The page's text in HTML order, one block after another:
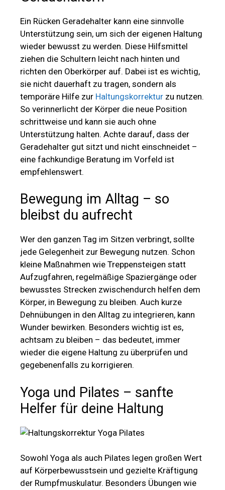
Ein Rücken Geradehalter kann eine sinnvolle
Unterstützung sein, um sich der eigenen Haltung
wieder bewusst zu werden. Diese Hilfsmittel
ziehen die Schultern leicht nach hinten und
richten den Oberkörper auf. Dabei ist es wichtig,
sie nicht dauerhaft zu tragen, sondern als
temporäre Hilfe zur Haltungskorrektur zu nutzen.
So verinnerlicht der Körper die neue Position
schrittweise und kann sie auch ohne
Unterstützung halten. Achte darauf, dass der
Geradehalter gut sitzt und nicht einschneidet –
eine fachkundige Beratung im Vorfeld ist
empfehlenswert.
Bewegung im Alltag – so
bleibst du aufrecht
Wer den ganzen Tag im Sitzen verbringt, sollte
jede Gelegenheit zur Bewegung nutzen. Schon
kleine Maßnahmen wie Treppensteigen statt
Aufzugfahren, regelmäßige Spaziergänge oder
bewusstes Strecken zwischendurch helfen dem
Körper, in Bewegung zu bleiben. Auch kurze
Dehnübungen in den Alltag zu integrieren, kann
Wunder bewirken. Besonders wichtig ist es,
achtsam zu bleiben – das bedeutet, immer
wieder die eigene Haltung zu überprüfen und
gegebenenfalls zu korrigieren.
Yoga und Pilates – sanfte
Helfer für deine Haltung
Sowohl Yoga als auch Pilates legen großen Wert
auf Körperbewusstsein und gezielte Kräftigung
der Rumpfmuskulatur. Besonders Übungen wie